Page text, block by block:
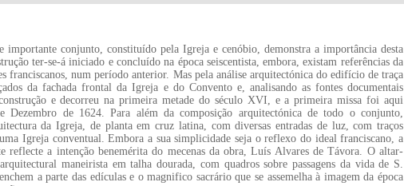
importante conjunto, constituído pela Igreja e cenóbio, demonstra a importância desta
ter-se-á iniciado e concluído na época seiscentista, embora, existam referências da
franciscanos, num período anterior. Mas pela análise arquitectónica do edifício de traça
da fachada frontal da Igreja e do Convento e, analisando as fontes documentais
e decorreu na primeira metade do século XVI, e a primeira missa foi aqui
Dezembro de 1624. Para além da composição arquitectónica de todo o conjunto,
da Igreja, de planta em cruz latina, com diversas entradas de luz, com traços
Igreja conventual. Embora a sua simplicidade seja o reflexo do ideal franciscano, a
reflecte a intenção benemérita do mecenas da obra, Luís Alvares de Távora. O altar-
maneirista em talha dourada, com quadros sobre passagens da vida de S.
a parte das edículas e o magnifico sacrário que se assemelha à imagem da época